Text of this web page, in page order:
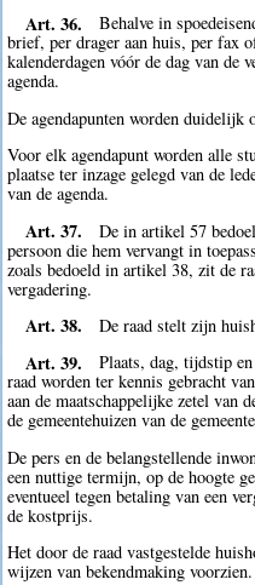
Art. 36.
Behalve in
brief, per drager aan huis, per fax
kalenderdagen vóór de dag van de
agenda.
De agendapunten worden duidelijk
Voor elk agendapunt worden alle
plaatse ter inzage gelegd van de
van de agenda.
Art. 37.
De in artikel 57
persoon die hem vervangt in
zoals bedoeld in artikel 38, zit de
vergadering.
Art. 38. De raad stelt zijn
Art. 39.
Plaats, dag, tijdstip
raad worden ter kennis gebracht
aan de maatschappelijke zetel van
de gemeentehuizen van de
De pers en de belangstellende
een nuttige termijn, op de hoogte
eventueel tegen betaling van een
de kostprijs.
Het door de raad vastgestelde
wijzen van bekendmaking voorzien.